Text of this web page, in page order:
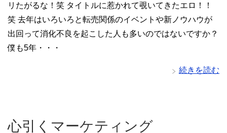
リたがるな！笑 タイトルに惹かれて覗いてきたエロ！！
笑 去年はいろいろと転売関係のイベントや新ノウハウが
出回って消化不良を起こした人も多いのではないですか？
僕も5年・・・
続きを読む
心引くマーケティング